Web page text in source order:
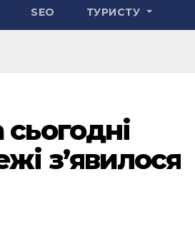
SEO ТУРИСТУ
з’явилося